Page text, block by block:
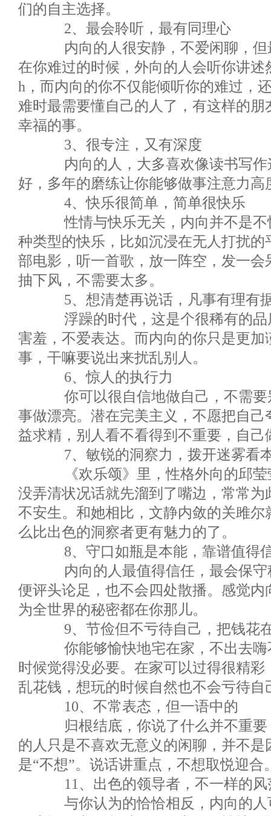
们的自主选择。
2、最会聆听，最有同理心
内向的人很安静，不爱闲聊，但
在你难过的时候，外向的人会听你讲
h，而内向的你不仅能倾听你的难过，
难时最需要懂自己的人了，有这样的
幸福的事。
3、很专注，又有深度
内向的人，大多喜欢像读书写作
好，多年的磨练让你能够做事注意力
4、快乐很简单，简单很快乐
性情与快乐无关，内向并不是不
种类型的快乐，比如沉浸在无人打扰
部电影，听一首歌，放一阵空，发一
抽下风，不需要太多。
5、想清楚再说话，凡事有理有
浮躁的时代，这是个很稀有的品
害羞，不爱表达。而内向的你只是更
事，干嘛要说出来扰乱别人。
6、惊人的执行力
你可以很自信地做自己，不需要
事做漂亮。潜在完美主义，不愿把自
益求精，别人看不看得到不重要，自己
7、敏锐的洞察力，拨开迷雾看
《欢乐颂》里，性格外向的邱莹
没弄清状况话就先溜到了嘴边，常常
不安生。和她相比，文静内敛的关雎
么比出色的洞察者更有魅力的了。
8、守口如瓶是本能，靠谱值得
内向的人最值得信任，最会保守
便评头论足，也不会四处散播。感觉
为全世界的秘密都在你那儿。
9、节俭但不亏待自己，把钱花
你能够愉快地宅在家，不出去嗨
时候觉得没必要。在家可以过得很精
乱花钱，想玩的时候自然也不会亏待自
10、不常表态，但一语中的
归根结底，你说了什么并不重要
的人只是不喜欢无意义的闲聊，并不是
是“不想”。说话讲重点，不想取悦迎合
11、出色的领导者，不一样的风
与你认为的恰恰相反，内向的人